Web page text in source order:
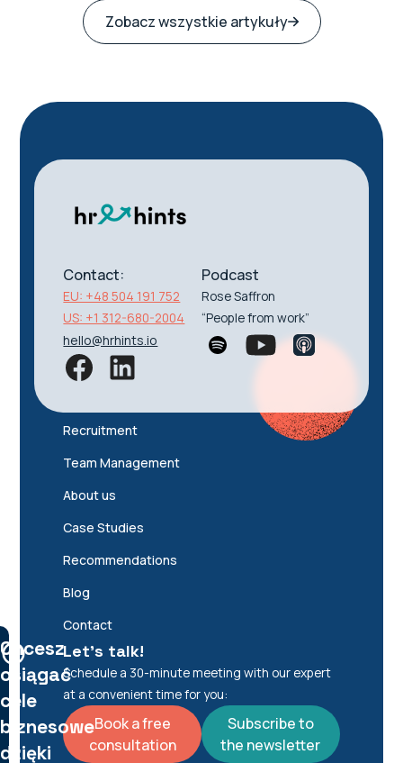
Zobacz wszystkie artykuły
Contact:
EU: +48 504 191 752
US: +1 312-680-2004
hello@hrhints.io
Podcast
Rose Saffron
“People from work”
Recruitment
Team Management
About us
Case Studies
Recommendations
Blog
Contact
Let's talk!
Schedule a 30-minute meeting with our expert
at a convenient time for you:
Book a free
consultation
Subscribe to
the newsletter
Chcesz
osiągać
cele
biznesowe
dzięki